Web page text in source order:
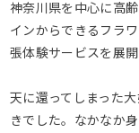
神奈川県を中心に高
インからできるフラ
張体験サービスを展開
天に還ってしまった
きでした。なかなか